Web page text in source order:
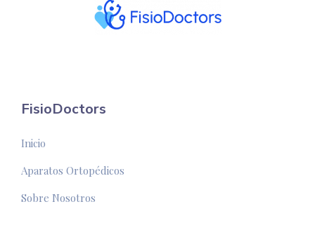
FisioDoctors
Inicio
Aparatos Ortopédicos
Sobre Nosotros